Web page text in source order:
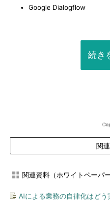
Google Dialogflow
続き
関
関連資料（ホワイトペーパー
AIによる業務の自律化はど